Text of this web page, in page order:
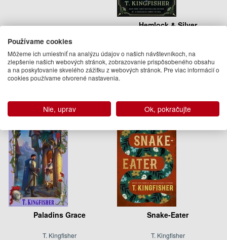
Hemlock & Silver
14.95 €
Na sklade
Paladins Grace
T. Kingfisher
Snake-Eater
T. Kingfisher
Používame cookies
Môžeme ich umiestniť na analýzu údajov o našich návštevníkoch, na
zlepšenie našich webových stránok, zobrazovanie prispôsobeného obsahu
a na poskytovanie skvelého zážitku z webových stránok. Pre viac informácií o
cookies používame otvorené nastavenia.
Nie, uprav Ok, pokračujte